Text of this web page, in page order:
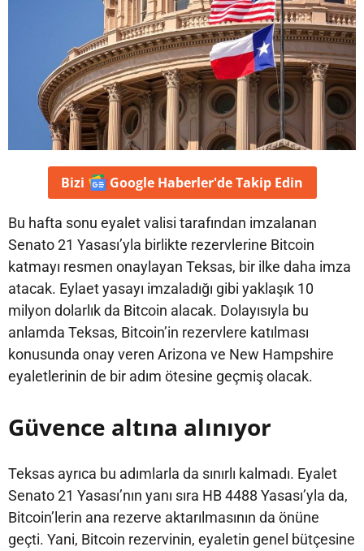
Bizi Google Haberler'deTakip Edin
Bu hafta sonu eyalet valisi tarafından imzalanan
Senato 21 Yasası’yla birlikte rezervlerine Bitcoin
katmayı resmen onaylayan Teksas, bir ilke daha imza
atacak. Eylaet yasayı imzaladığı gibi yaklaşık 10
milyon dolarlık da Bitcoin alacak. Dolayısıyla bu
anlamda Teksas, Bitcoin’in rezervlere katılması
konusunda onay veren Arizona ve New Hampshire
eyaletlerinin de bir adım ötesine geçmiş olacak.
Güvence altına alınıyor
Teksas ayrıca bu adımlarla da sınırlı kalmadı. Eyalet
Senato 21 Yasası’nın yanı sıra HB 4488 Yasası’yla da,
Bitcoin’lerin ana rezerve aktarılmasının da önüne
geçti. Yani, Bitcoin rezervinin, eyaletin genel bütçesine